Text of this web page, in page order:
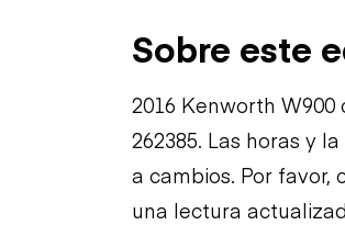
Sobre este
2016 Kenworth
262385. Las horas y
a cambios. Por
una lectura